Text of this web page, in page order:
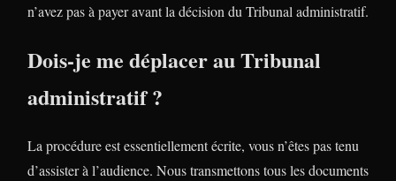
n’avez pas à payer avant la décision du Tribunal administratif.
Dois-je me déplacer au Tribunal
administratif ?
La procédure est essentiellement écrite, vous n’êtes pas tenu
d’assister à l’audience. Nous transmettons tous les documents